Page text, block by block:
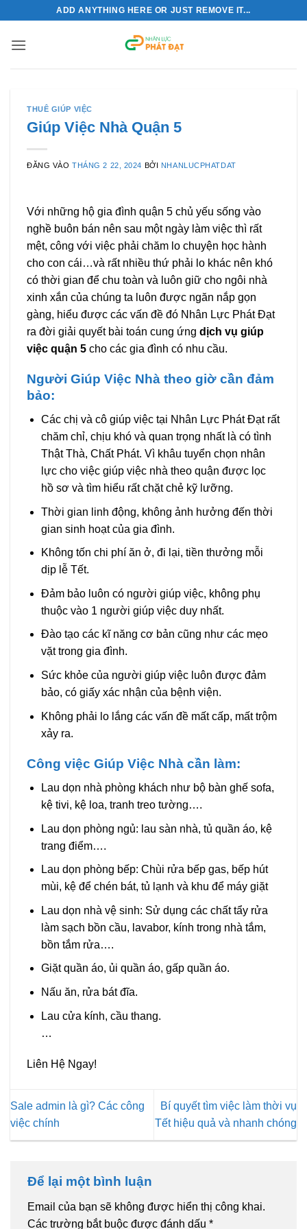
nội
ADD ANYTHING HERE OR JUST REMOVE IT...
THUÊ GIÚP VIỆC
Giúp Việc Nhà Quận 5
ĐĂNG VÀOTHÁNG 2 22, 2024 BỞI NHANLUCPHATDAT
Với những hộ gia đình quận 5 chủ yếu sống vào
nghề buôn bán nên sau một ngày làm việc thì rất
mệt, công với việc phải chăm lo chuyện học hành
cho con cái…và rất nhiều thứ phải lo khác nên khó
có thời gian để chu toàn và luôn giữ cho ngôi nhà
xinh xắn của chúng ta luôn được ngăn nắp gọn
gàng, hiểu được các vấn đề đó Nhân Lực Phát Đạt
ra đời giải quyết bài toán cung ứng dịch vụ giúp
việc quận 5 cho các gia đình có nhu cầu.
Người Giúp Việc Nhà theo giờ cần đảm
bảo:
Các chị và cô giúp việc tại Nhân Lực Phát Đạt rất
chăm chỉ, chịu khó và quan trọng nhất là có tình
Thật Thà, Chất Phát. Vì khâu tuyển chọn nhân
lực cho việc giúp việc nhà theo quận được lọc
hồ sơ và tìm hiểu rất chặt chẻ kỹ lưỡng.
Thời gian linh động, không ảnh hưởng đến thời
gian sinh hoạt của gia đình.
Không tốn chi phí ăn ở, đi lại, tiền thưởng mỗi
dịp lễ Tết.
Đảm bảo luôn có người giúp việc, không phụ
thuộc vào 1 người giúp việc duy nhất.
Đào tạo các kĩ năng cơ bản cũng như các mẹo
vặt trong gia đình.
Sức khỏe của người giúp việc luôn được đảm
bảo, có giấy xác nhận của bệnh viện.
Không phải lo lắng các vấn đề mất cấp, mất trộm
xảy ra.
Công việc Giúp Việc Nhà cần làm:
Lau dọn nhà phòng khách như bộ bàn ghế sofa,
kệ tivi, kệ loa, tranh treo tường….
Lau dọn phòng ngủ: lau sàn nhà, tủ quần áo, kệ
trang điểm….
Lau dọn phòng bếp: Chùi rửa bếp gas, bếp hút
mùi, kệ để chén bát, tủ lạnh và khu để máy giặt
Lau dọn nhà vệ sinh: Sử dụng các chất tẩy rửa
làm sạch bồn cầu, lavabor, kính trong nhà tắm,
bồn tắm rửa….
Giặt quần áo, ủi quần áo, gấp quần áo.
Nấu ăn, rửa bát đĩa.
Lau cửa kính, cầu thang.
…
Liên Hệ Ngay!
Sale admin là gì? Các công
việc chính
Bí quyết tìm việc làm thời vụ
Tết hiệu quả và nhanh chóng
Để lại một bình luận
Email của bạn sẽ không được hiển thị công khai.
Các trường bắt buộc được đánh dấu *